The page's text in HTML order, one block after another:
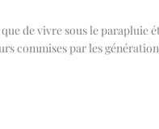
de vivre sous le parapluie
commises par les